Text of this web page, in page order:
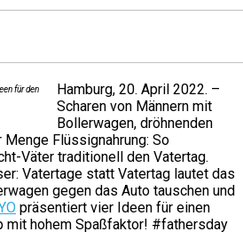
Hamburg, 20. April 2022. –
Scharen von Männern mit
Bollerwagen, dröhnenden
Flüssignahrung: So
Väter traditionell den Vatertag.
Vatertage statt Vatertag lautet das
gegen das Auto tauschen und
präsentiert vier Ideen für einen
mit hohem Spaßfaktor! #fathersday